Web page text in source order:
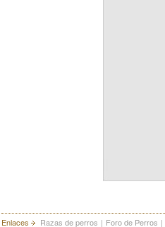
Enlaces Razas de perros | Foro de Perros |